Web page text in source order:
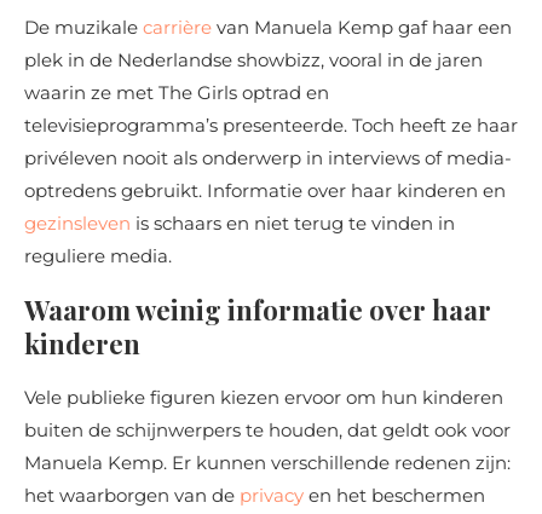
De muzikale carrière van Manuela Kemp gaf haar een
plek in de Nederlandse showbizz, vooral in de jaren
waarin ze met The Girls optrad en
televisieprogramma’s presenteerde. Toch heeft ze haar
privéleven nooit als onderwerp in interviews of media-
optredens gebruikt. Informatie over haar kinderen en
gezinsleven is schaars en niet terug te vinden in
reguliere media.
Waarom weinig informatie over haar
kinderen
Vele publieke figuren kiezen ervoor om hun kinderen
buiten de schijnwerpers te houden, dat geldt ook voor
Manuela Kemp. Er kunnen verschillende redenen zijn:
het waarborgen van de privacy en het beschermen